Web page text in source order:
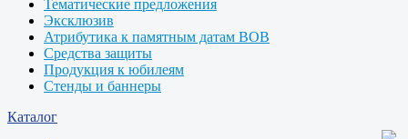
Тематические предложения
Эксклюзив
Атрибутика к памятным датам ВОВ
Средства защиты
Продукция к юбилеям
Стенды и баннеры
Каталог